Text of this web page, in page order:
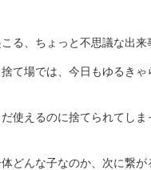
る、ちょっと不思議な出来
て場では、今日もゆるき
使えるのに捨てられてし
どんな子なのか、次に繋